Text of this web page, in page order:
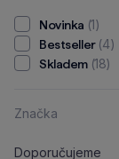
Novinka (1)
Bestseller (4)
Skladem (18)
Značka
Doporučujeme